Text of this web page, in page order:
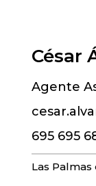
César
Agente
695 695
Las Palmas